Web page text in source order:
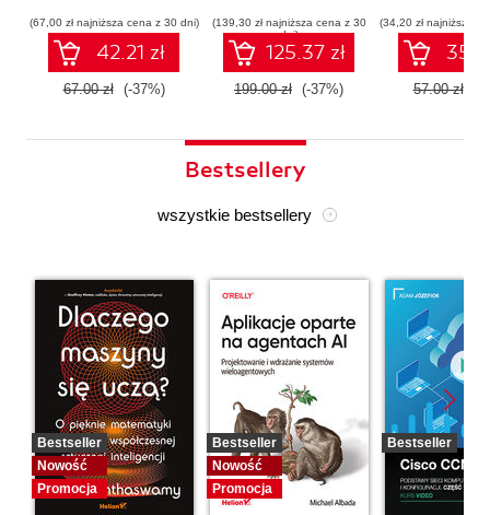
(67,00 zł najniższa cena z 30 dni)
42.21 zł
67.00 zł (-37%)
narzędzia i techniki
umożliwiające
konstruowanie
inteligentnych
systemów
(139,30 zł najniższa cena z 30
dni)
125.37 zł
199.00 zł (-37%)
(34,20 zł najniższa
57.00 zł
Bestsellery
wszystkie bestsellery
Bestseller
Nowość
Promocja
Bestseller
Nowość
Promocja
Bestseller